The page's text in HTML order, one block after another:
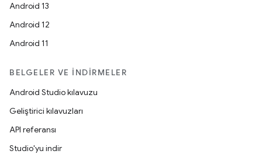
Android 13
Android 12
Android 11
BELGELER VE İNDIRMELER
Android Studio kılavuzu
Geliştirici kılavuzları
API referansı
Studio'yu indir